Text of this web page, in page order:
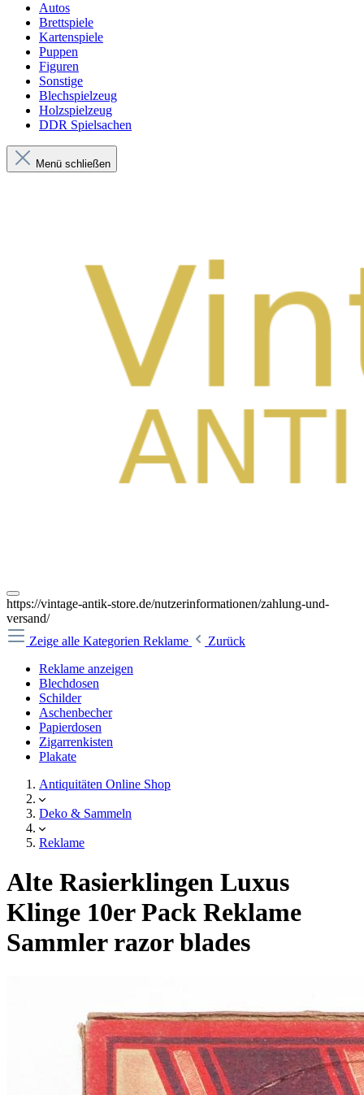
Autos
Brettspiele
Kartenspiele
Puppen
Figuren
Sonstige
Blechspielzeug
Holzspielzeug
DDR Spielsachen
Menü schließen
https://vintage-antik-store.de/nutzerinformationen/zahlung-und-
versand/
Zeige alle Kategorien Reklame
Zurück
Reklame anzeigen
Blechdosen
Schilder
Aschenbecher
Papierdosen
Zigarrenkisten
Plakate
Antiquitäten Online Shop
Deko & Sammeln
Reklame
Alte Rasierklingen Luxus
Klinge 10er Pack Reklame
Sammler razor blades